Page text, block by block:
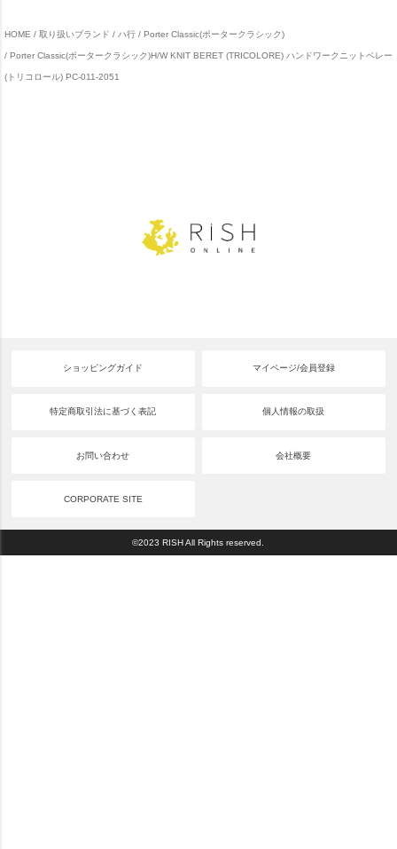
HOME 取り扱いブランド ハ行 Porter Classic(ポータークラシック)
Porter Classic(ポータークラシック)H/W KNIT BERET (TRICOLORE) ハンドワークニットベレー
(トリコロール) PC-011-2051
ショッピングガイド マイページ/会員登録
特定商取引法に基づく表記 個人情報の取扱
お問い合わせ 会社概要
CORPORATE SITE
©2023 RISH All Rights reserved.